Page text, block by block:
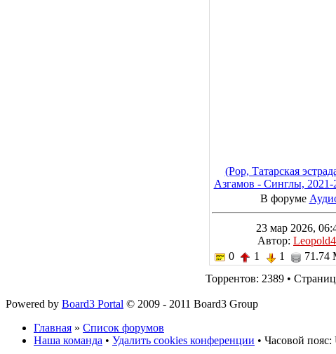
(Pop, Татарская
Азгамов - Синглы, 2021-
320 kbps
В форуме
23 мар 2026,
Автор:
0
1 1 71.74
Торрентов: 2389 •
Powered by Board3 Portal © 2009 - 2011 Board3 Group
Главная » Список форумов
Наша команда • Удалить cookies конференции • Часовой